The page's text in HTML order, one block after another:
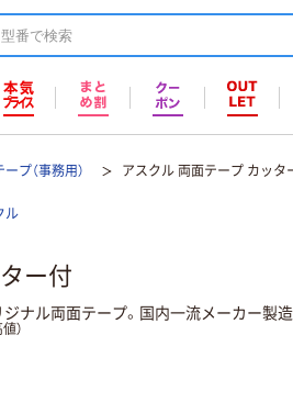
プ（事務用） アスクル 両面テープ カッタ
ル
ー付
ナル両面テープ。国内一流メーカー製造
）